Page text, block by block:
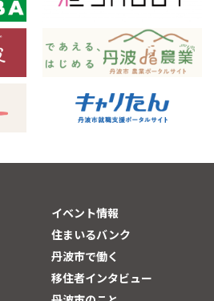
イベント情報
住まいるバンク
丹波市で働く
移住者インタビュー